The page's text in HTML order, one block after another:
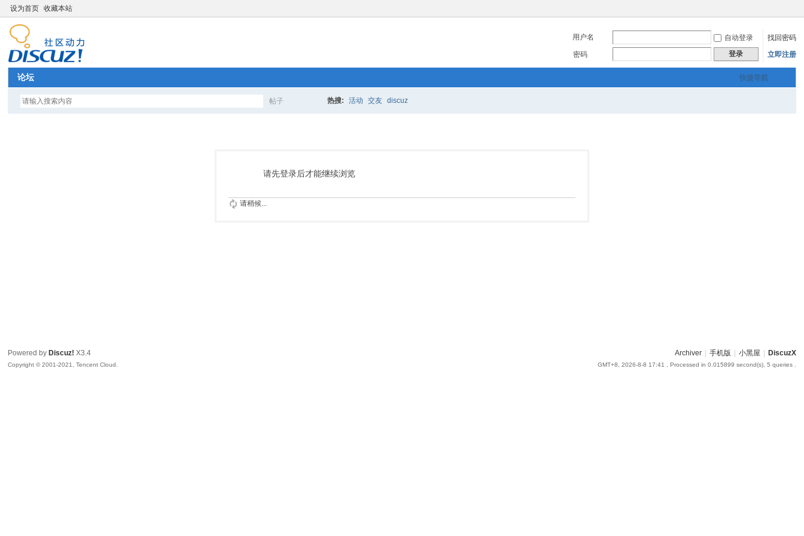
设为首页 收藏本站
用户名 自动登录
找回密码
密码
登录 立即注册
快捷导航
论坛
帖子
索
热搜: 活动 交友 discuz
请先登录后才能继续浏览
请稍候...
Archiver 手机版 小黑屋 DiscuzX
GMT+8, 2026-8-8 17:41 , Processed in 0.015899 second(s), 5 queries .
Powered by Discuz! X3.4
Copyright © 2001-2021, Tencent Cloud.